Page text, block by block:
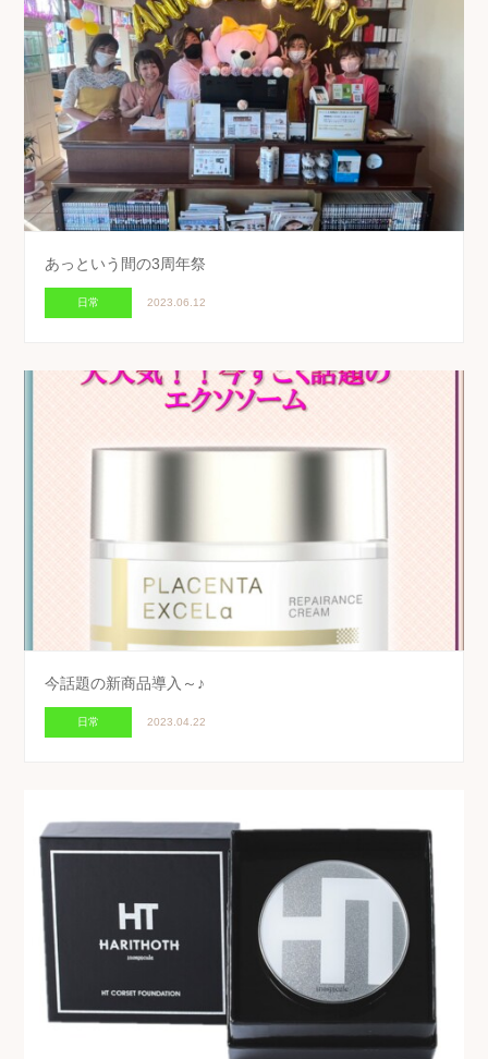
あっという間の3周年祭
日常 2023.06.12
今話題の新商品導入～♪
日常 2023.04.22